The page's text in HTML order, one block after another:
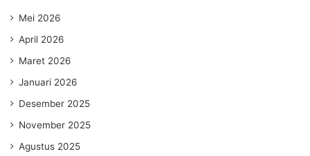
Mei 2026
April 2026
Maret 2026
Januari 2026
Desember 2025
November 2025
Agustus 2025